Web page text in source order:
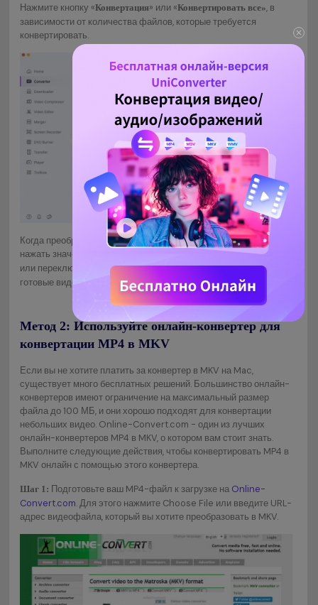
Нажмите кнопку «Конвертация» или «Конвертировать все», в
зависимости от количества файлов, которые требуется
конвертировать.
Когда преобразование MP4 в MKV завершится, вы можете
нажать значок «
» в нижней части основного интерфейса
или переключиться на вкладку «Завершенные», чтобы найти
готовые видеофайлы в формате .mkv.
Метод 2: Используйте онлайн-конвертер для
конвертации MP4 в MKV
Если вы не хотите платить за конвертер в MKV на Mac,
существует много бесплатных решений. Большинство онлайн-
конвертеров имеют ограничение на максимальный размер
файла до 100 МБ, и они хорошо подходят для конвертации
небольших видео. Online-Convert.com - один из лучших
онлайн-конвертеров MP4 в MKV, о котором вам стоит знать.
Выполните следующие действия, чтобы конвертировать MP4 в
MKV онлайн с помощью этого конвертера.
Шаг 1: Подготовьте ваш MP4-файл к загрузке на Online-
Convert.com. Для этого нажмите Choose File или введите URL-
адрес видеофайла, который вы хотите преобразовать в MKV.